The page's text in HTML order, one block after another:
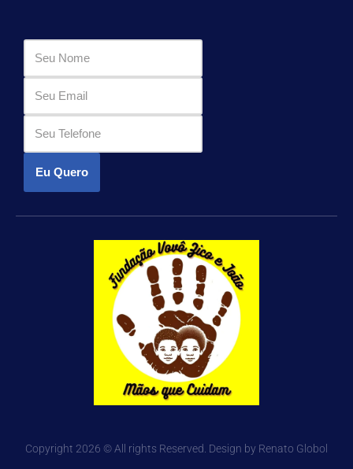
Eu Quero
Copyright 2026 © All rights Reserved. Design by Renato Globol